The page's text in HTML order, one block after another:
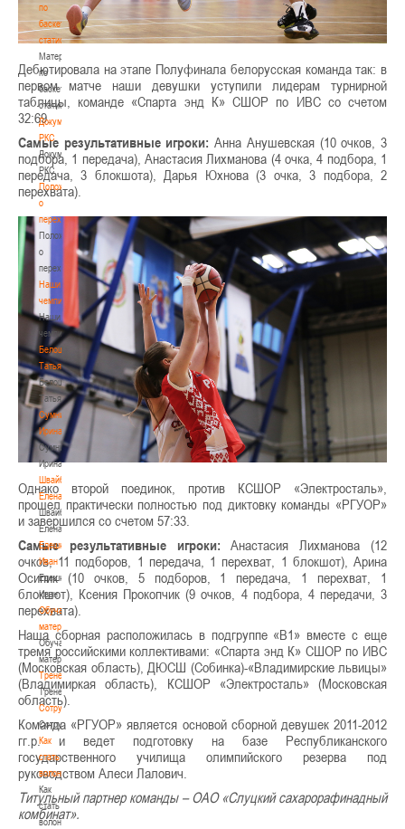
по
баскетбольной
статистике
Материалы
по
баскетбольной
статистике
Документы
РКС
Документы
РКС
Положение
о
переходах
Положение
о
переходах
Наши
чемпионы
Наши
чемпионы
Белошапко
Татьяна
Белошапко
Татьяна
Сумникова
Ирина
Сумникова
Ирина
Швайбович
Елена
Швайбович
Елена
Едешко
Иван
Едешко
Иван
Обучающие
материалы
Обучающие
материалы
Тренерам
Тренерам
Сотрудничество
Сотрудничество
Как
стать
волонтером
Как
стать
волонтером
Дебютировала на этапе Полуфинала белорусская команда так: в
первом матче наши девушки уступили лидерам турнирной
таблицы, команде «Спарта энд К» СШОР по ИВС со счетом
32:69.
Самые результативные игроки: Анна Анушевская (10 очков, 3
подбора, 1 передача), Анастасия Лихманова (4 очка, 4 подбора, 1
передача, 3 блокшота), Дарья Юхнова (3 очка, 3 подбора, 2
перехвата).
Однако второй поединок, против КСШОР «Электросталь»,
прошел практически полностью под диктовку команды «РГУОР»
и завершился со счетом 57:33.
Самые результативные игроки: Анастасия Лихманова (12
очков, 11 подборов, 1 передача, 1 перехват, 1 блокшот), Арина
Осипик (10 очков, 5 подборов, 1 передача, 1 перехват, 1
блокшот), Ксения Прокопчик (9 очков, 4 подбора, 4 передачи, 3
перехвата).
Наша сборная расположилась в подгруппе «В1» вместе с еще
тремя российскими коллективами: «Спарта энд К» СШОР по ИВС
(Московская область), ДЮСШ (Собинка)-«Владимирские львицы»
(Владимиркая область), КСШОР «Электросталь» (Московская
область).
Команда «РГУОР» является основой сборной девушек 2011-2012
гг.р. и ведет подготовку на базе Республиканского
государственного училища олимпийского резерва под
руководством Алеси Лалович.
Титульный партнер команды – ОАО «Слуцкий сахарорафинадный
комбинат».